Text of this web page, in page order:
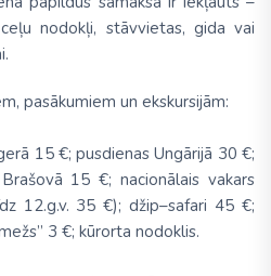
nodokļi, stāvvietas, gida vai
pasākumiem un ekskursijām:
15 €; pusdienas Ungārijā 30 €;
15 €; nacionālais vakars
12.g.v. 35 €); džip–safari 45 €;
3 €; kūrorta nodoklis.